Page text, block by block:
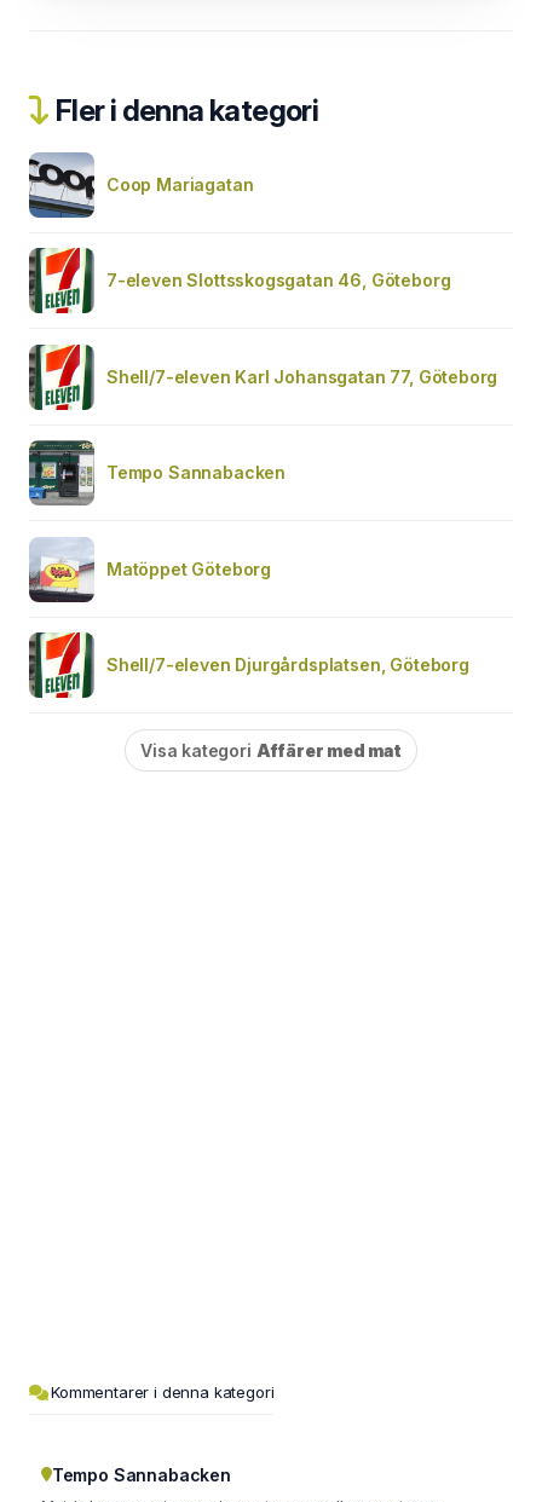
Fler i denna kategori
Coop Mariagatan
7-eleven Slottsskogsgatan 46, Göteborg
Shell/7-eleven Karl Johansgatan 77, Göteborg
Tempo Sannabacken
Matöppet Göteborg
Shell/7-eleven Djurgårdsplatsen, Göteborg
Visa kategori Affärer med mat
Kommentarer i denna kategori
Tempo Sannabacken